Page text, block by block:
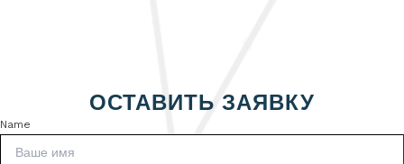
ОСТАВИТЬ ЗАЯВКУ
Name